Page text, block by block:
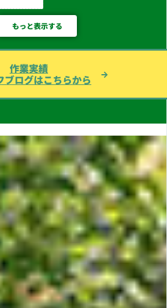
もっと表示する
作業実績
ブログはこちらから